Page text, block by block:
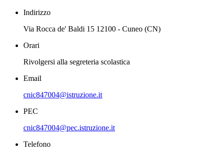
Indirizzo
Via Rocca de' Baldi 15 12100 - Cuneo (CN)
Orari
Rivolgersi alla segreteria scolastica
Email
cnic847004@istruzione.it
PEC
cnic847004@pec.istruzione.it
Telefono